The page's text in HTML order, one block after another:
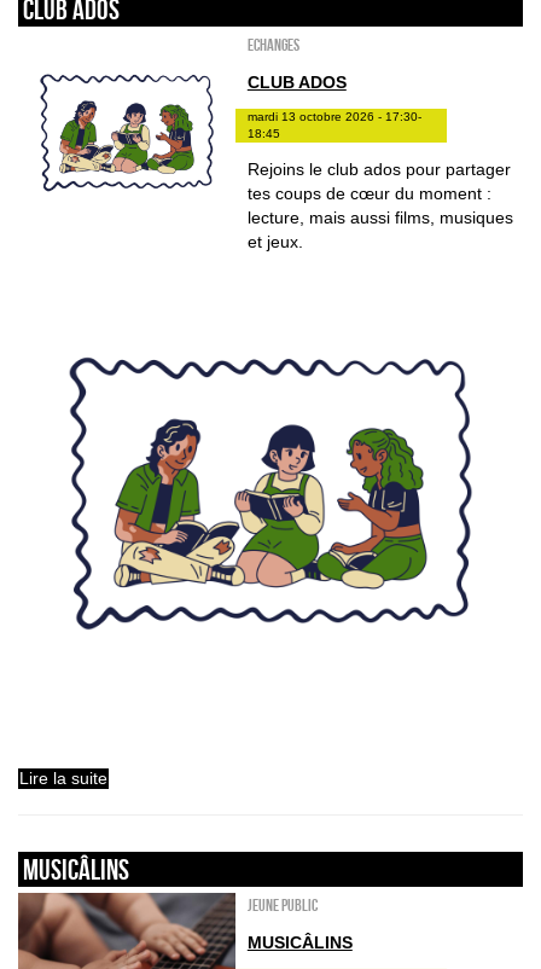
Club ados
ECHANGES
CLUB ADOS
mardi 13 octobre 2026 - 17:30-
18:45
Rejoins le club ados pour partager
tes coups de cœur du moment :
lecture, mais aussi films, musiques
et jeux.
Lire la suite
Musicâlins
Jeune public
MUSICÂLINS